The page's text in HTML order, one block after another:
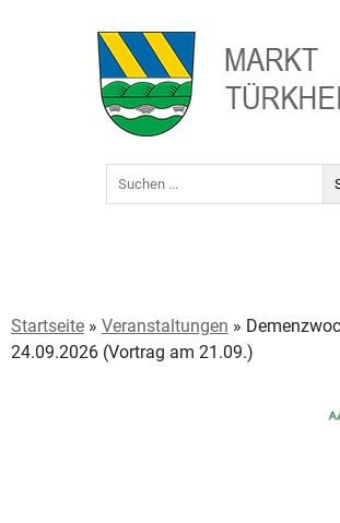
Startseite» Veranstaltungen »
24.09.2026 (Vortrag am 21.09.)